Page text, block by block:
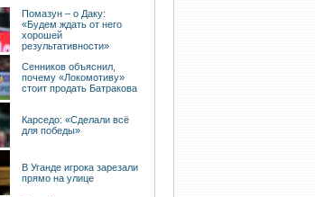
Помазун – о Даку:
«Будем ждать от него
хорошей
результативности»
Сенников объяснил,
почему «Локомотиву»
стоит продать Батракова
Карседо: «Сделали всё
для победы»
В Уганде игрока зарезали
прямо на улице